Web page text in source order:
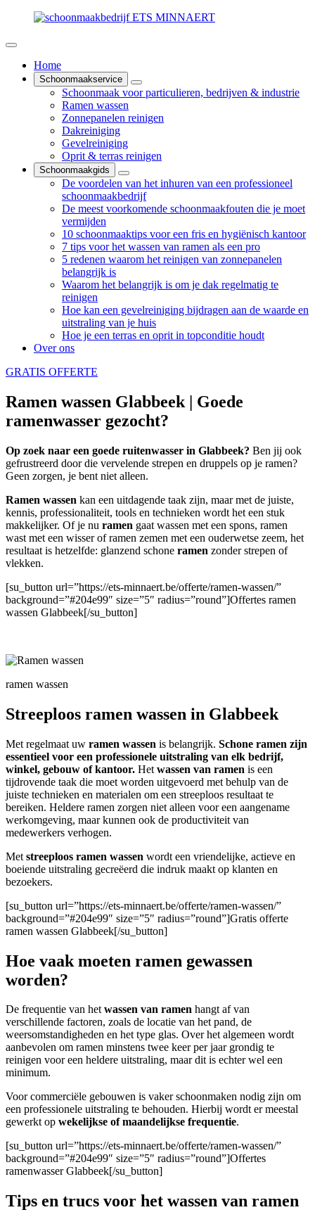
Home
Schoonmaakservice
Schoonmaak voor particulieren, bedrijven & industrie
Ramen wassen
Zonnepanelen reinigen
Dakreiniging
Gevelreiniging
Oprit & terras reinigen
Schoonmaakgids
De voordelen van het inhuren van een professioneel
schoonmaakbedrijf
De meest voorkomende schoonmaakfouten die je moet
vermijden
10 schoonmaaktips voor een fris en hygiënisch kantoor
7 tips voor het wassen van ramen als een pro
5 redenen waarom het reinigen van zonnepanelen
belangrijk is
Waarom het belangrijk is om je dak regelmatig te
reinigen
Hoe kan een gevelreiniging bijdragen aan de waarde en
uitstraling van je huis
Hoe je een terras en oprit in topconditie houdt
Over ons
GRATIS OFFERTE
Ramen wassen Glabbeek | Goede
ramenwasser gezocht?
Op zoek naar een goede ruitenwasser in Glabbeek? Ben jij ook
gefrustreerd door die vervelende strepen en druppels op je ramen?
Geen zorgen, je bent niet alleen.
Ramen wassen kan een uitdagende taak zijn, maar met de juiste,
kennis, professionaliteit, tools en technieken wordt het een stuk
makkelijker. Of je nu ramen gaat wassen met een spons, ramen
wast met een wisser of ramen zemen met een ouderwetse zeem, het
resultaat is hetzelfde: glanzend schone ramen zonder strepen of
vlekken.
[su_button url=”https://ets-minnaert.be/offerte/ramen-wassen/”
background=”#204e99″ size=”5″ radius=”round”]Offertes ramen
wassen Glabbeek[/su_button]
ramen wassen
Streeploos ramen wassen in Glabbeek
Met regelmaat uw ramen wassen is belangrijk. Schone ramen zijn
essentieel voor een professionele uitstraling van elk bedrijf,
winkel, gebouw of kantoor. Het wassen van ramen is een
tijdrovende taak die moet worden uitgevoerd met behulp van de
juiste technieken en materialen om een streeploos resultaat te
bereiken. Heldere ramen zorgen niet alleen voor een aangename
werkomgeving, maar kunnen ook de productiviteit van
medewerkers verhogen.
Met streeploos ramen wassen wordt een vriendelijke, actieve en
boeiende uitstraling gecreëerd die indruk maakt op klanten en
bezoekers.
[su_button url=”https://ets-minnaert.be/offerte/ramen-wassen/”
background=”#204e99″ size=”5″ radius=”round”]Gratis offerte
ramen wassen Glabbeek[/su_button]
Hoe vaak moeten ramen gewassen
worden?
De frequentie van hetwassen van ramen hangt af van
verschillende factoren, zoals de locatie van het pand, de
weersomstandigheden en het type glas. Over het algemeen wordt
aanbevolen om ramen minstens twee keer per jaar grondig te
reinigen voor een heldere uitstraling, maar dit is echter wel een
minimum.
Voor commerciële gebouwen is vaker schoonmaken nodig zijn om
een professionele uitstraling te behouden. Hierbij wordt er meestal
gewerkt op wekelijkse of maandelijkse frequentie.
[su_button url=”https://ets-minnaert.be/offerte/ramen-wassen/”
background=”#204e99″ size=”5″ radius=”round”]Offertes
ramenwasser Glabbeek[/su_button]
Tips en trucs voor het wassen van ramen